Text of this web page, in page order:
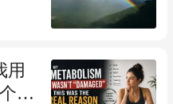
用
原